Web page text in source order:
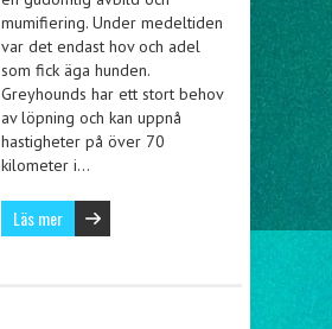
mumifiering. Under medeltiden
var det endast hov och adel
som fick äga hunden.
Greyhounds har ett stort behov
av löpning och kan uppnå
hastigheter på över 70
kilometer i…
Läs mer